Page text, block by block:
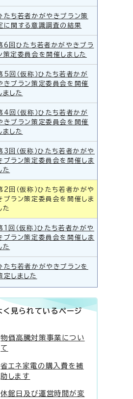
たち若者かがやきプラン策
に関する意識調査の結果
6回ひたち若者かがやきプラ
策定委員会を開催しました
5回（仮称）ひたち若者かが
きプラン策定委員会を開催
ました
4回（仮称）ひたち若者かが
きプラン策定委員会を開催
ました
3回（仮称）ひたち若者かがや
プラン策定委員会を開催しま
た
2回（仮称）ひたち若者かがや
プラン策定委員会を開催しま
た
1回（仮称）ひたち若者かがや
プラン策定委員会を開催しま
た
たち若者かがやきプランを
定しました
く見られているページ
物価高騰対策事業につい
て
省エネ家電の購入費を補
助します
休館日及び運営時間が変